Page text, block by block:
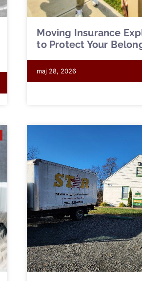
Moving Insurance
to Protect Your
maj 28, 2026